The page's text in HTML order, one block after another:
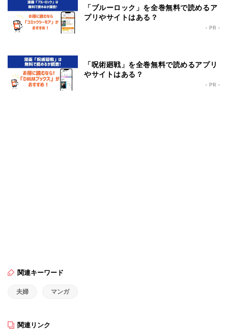
「ブルーロック」を全巻無料で読めるア
プリやサイトはある？
- PR -
「呪術廻戦」を全巻無料で読めるアプリ
やサイトはある？
- PR -
関連キーワード
夫婦 マンガ
関連リンク